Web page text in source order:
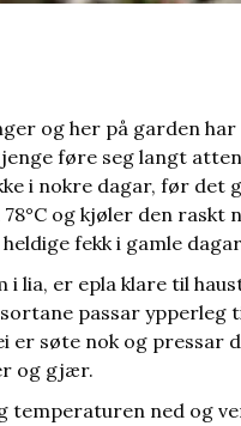
og her på garden
føre seg langt
i nokre dagar, før det
og kjøler den raskt
fekk i gamle
lia, er epla klare til
passar ypperleg
er søte nok og pressar
og gjær.
ned og